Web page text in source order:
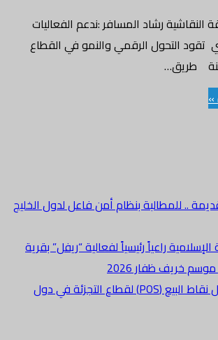
النقاشية رشاد المسافر :ندعم الفعاليات
تقود التحول الرقمي والنمو في القطاع
طريق…
»
.. للمطالبة بنظام أمن فاعل لدول الخليج
راعياً رئيسياً لفعالية “ريفل” بقرية
خريف ظفار 2026
زوهو تطلق حل نقاط البيع (POS) لقطاع التجزئة في دول